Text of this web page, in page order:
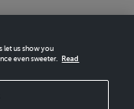
IN MINUTES.
let us show you
even sweeter.
Read